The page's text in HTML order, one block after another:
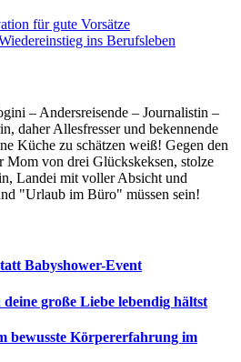
für gute Vorsätze
ins Berufsleben
– Andersreisende – Journalistin –
daher Allesfresser und bekennende
Küche zu schätzen weiß! Gegen den
Mom von drei Glückskeksen, stolze
Landei mit voller Absicht und
"Urlaub im Büro" müssen sein!
Babyshower-Event
große Liebe lebendig hältst
bewusste Körpererfahrung im